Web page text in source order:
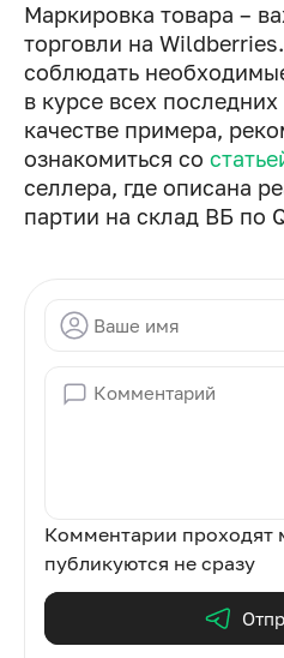
Маркировка товара –
торговли на
соблюдать
в курсе всех
качестве примера,
ознакомиться со
селлера, где описана
партии на склад ВБ по
Комментарии проходят
публикуются не сразу